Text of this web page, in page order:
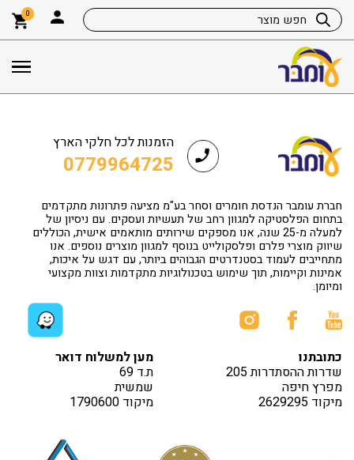
0
הזמנות לכל חלקי הארץ
0779964725
חברת עומבר הנדסת חומרים וסחר בע"מ מציעה פתרונות מתקדמים
בתחום הפלסטיקה למגוון רחב של תעשיות ועסקים. עם ניסיון של
למעלה מ-25 שנה, אנו מספקים שירותים מותאמים אישית, הכוללים
שיווק מוצרי פלרם ופלסקולייט בנוסף למגוון מוצרים נוספים. אנו
מתחייבים לעמוד בסטנדרטים הגבוהים ביותר, עם דגש על איכות,
אמינות וקיימות, תוך שימוש בטכנולוגיות מתקדמות וצוות מקצועי
ומיומן.
כתובתנו
שדרות ההסתדרות 205
מפרץ חיפה
מיקוד 2629295
מען למשלוח דואר
ת.ד 69
שמשית
מיקוד 1790600